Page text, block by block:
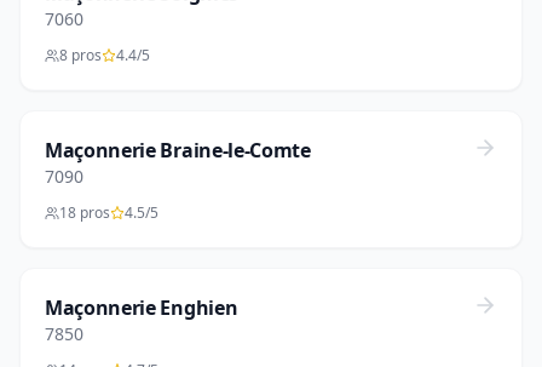
7060
8 pros 4.4/5
Maçonnerie Braine-le-Comte
7090
18 pros 4.5/5
Maçonnerie Enghien
7850